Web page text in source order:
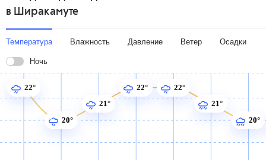
в Ширакамуте
Температура Влажность Давление Ветер Осадки
Ночь
22°
20°
21°
22°
22°
21°
20°